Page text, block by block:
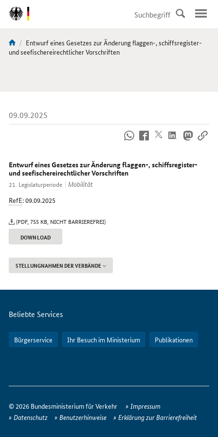
DirektZu:
Navigation
Sie
sind
Aktuelle
Seite:
Entwurf eines Gesetzes zur Änderung flaggen-, schiffsregister-
und seefischereirechtlicher Vorschriften
09.09.2025
uns
im
Internet
Entwurf eines Gesetzes zur Änderung flaggen-, schiffsregister-
und seefischereirechtlicher Vorschriften
21. Legislaturperiode
Mobilität
RefE: 09.09.2025
(PDF, 755 KB, NICHT BARRIEREFREI)
DOWNLOAD
STELLUNGNAHMEN DER VERBÄNDE
Servicemenü
Beliebte Services
Bürgerservice Ihr Besuch im Ministerium Publikationen
erreichen
Sie
© 2026 Bundesministerium für Verkehr
Impressum
Datenschutz
Benutzerhinweise Erklärung zur Barrierefreiheit